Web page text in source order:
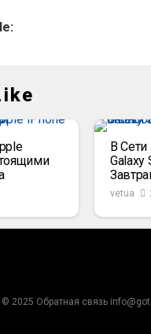
В
Galaxy
vetua
© 2025 Обратная связь